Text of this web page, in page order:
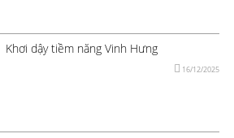
Khơi dậy tiềm năng Vinh Hưng
16/12/2025